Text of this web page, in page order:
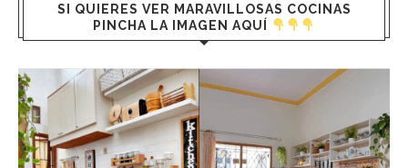
SI QUIERES VER MARAVILLOSAS COCINAS
PINCHA LA IMAGEN AQUÍ